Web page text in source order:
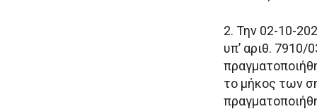
2. Την 02-10-
υπ’ αριθ. 7910/
το μήκος των